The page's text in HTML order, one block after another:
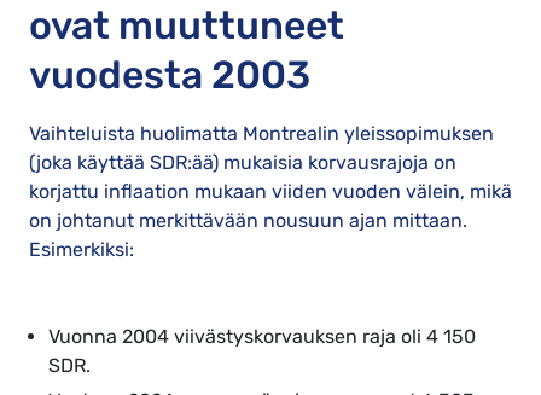
ovat muuttuneet
vuodesta 2003
Vaihteluista huolimatta Montrealin yleissopimuksen
(joka käyttää SDR:ää) mukaisia korvausrajoja on
korjattu inflaation mukaan viiden vuoden välein, mikä
on johtanut merkittävään nousuun ajan mittaan.
Esimerkiksi:
Vuonna 2004 viivästyskorvauksen raja oli 4 150
SDR.